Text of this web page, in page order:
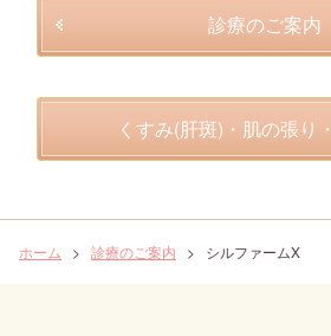
尿漏れ、頻尿対策
ニキビ・ニキビ跡治療
ピアスあけ・いれずみ除去
診療のご案内
くすみ(肝斑)・肌の張り
ホーム > 診療のご案内 > シルファームX